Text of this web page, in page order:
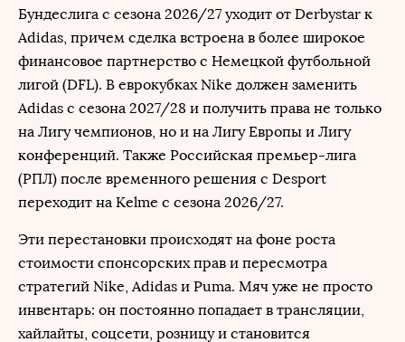
Бундеслига с сезона 2026/27 уходит от Derbystar к
Adidas, причем сделка встроена в более широкое
финансовое партнерство с Немецкой футбольной
лигой (DFL). В еврокубках Nike должен заменить
Adidas с сезона 2027/28 и получить права не только
на Лигу чемпионов, но и на Лигу Европы и Лигу
конференций. Также Российская премьер-лига
(РПЛ) после временного решения с Desport
переходит на Kelme с сезона 2026/27.
Эти перестановки происходят на фоне роста
стоимости спонсорских прав и пересмотра
стратегий Nike, Adidas и Puma. Мяч уже не просто
инвентарь: он постоянно попадает в трансляции,
хайлайты, соцсети, розницу и становится